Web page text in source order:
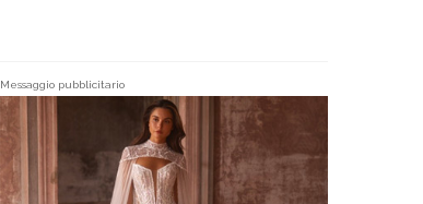
Messaggio pubblicitario